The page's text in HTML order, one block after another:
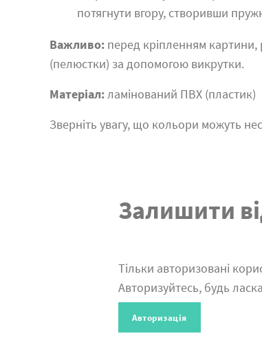
потягнути вгору, створивши
Важливо: перед кріпленням
(пелюстки) за допомогою викрутки.
Матеріал:ламінований ПВХ (пластик)
Зверніть увагу, що кольори можуть
Залишити
Тільки авторизовані
Авторизуйтесь, будь
Авторизація